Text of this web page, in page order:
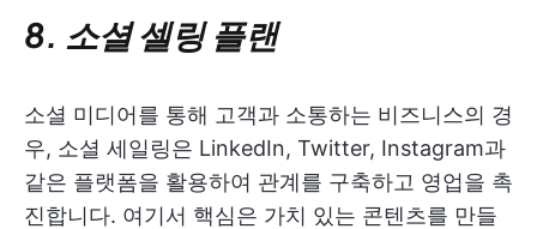
8. 소셜 셀링 플랜
소셜 미디어를 통해 고객과 소통하는 비즈니스의 경
우, 소셜 세일링은 LinkedIn, Twitter, Instagram과
같은 플랫폼을 활용하여 관계를 구축하고 영업을 촉
진합니다. 여기서 핵심은 가치 있는 콘텐츠를 만들